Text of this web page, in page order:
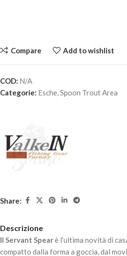
VALKEIN SERVANT SPEAR
8,90 € 5
Compare Add to wishlist
COD: N/A
Categorie: Esche,Spoon Trout Area
Share:
Descrizione
Il Servant Spearè l’ultima novità di
compatto dalla forma a goccia, dal